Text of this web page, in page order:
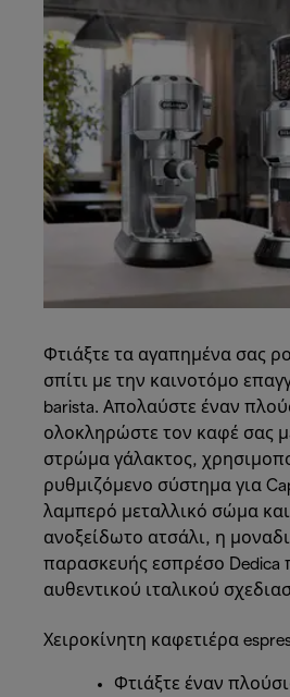
Φτιάξτε τα αγαπημένα σας
σπίτι με την καινοτόμο
barista. Απολαύστε έναν
ολοκληρώστε τον καφέ σας
στρώμα γάλακτος,
ρυθμιζόμενο σύστημα για
λαμπερό μεταλλικό σώμα
ανοξείδωτο ατσάλι, η
παρασκευής εσπρέσο Dedica
αυθεντικού ιταλικού
Χειροκίνητη καφετιέρα
Φτιάξτε έναν